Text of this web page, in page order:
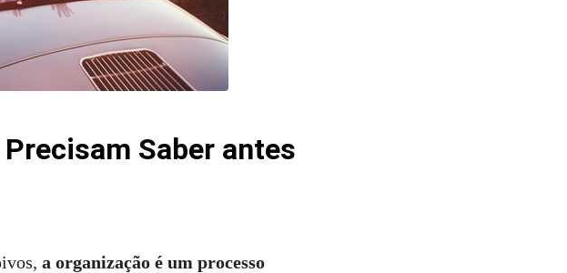
Saber antes
a organização é um processo